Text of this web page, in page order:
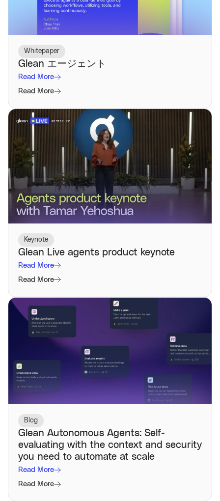
Whitepaper
Glean エージェント
Read More
Read More
Keynote
Glean Live agents product keynote
Read More
Read More
Blog
Glean Autonomous Agents: Self-
evaluating with the context and security
you need to automate at scale
Read More
Read More